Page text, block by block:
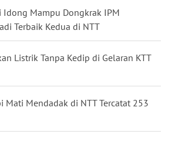
Idong Mampu Dongkrak IPM
Terbaik Kedua di NTT
Listrik Tanpa Kedip di Gelaran KTT
Mati Mendadak di NTT Tercatat 253